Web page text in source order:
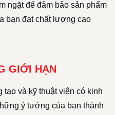
ngặt để đảm bảo sản phẩm
bạn đạt chất lượng cao
GIỚI HẠN
tạo và kỹ thuật viên có kinh
ý tưởng của bạn thành